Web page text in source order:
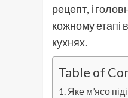
рецепт, і
кожному етапі
кухнях.
Table of
Яке м’ясо